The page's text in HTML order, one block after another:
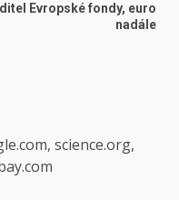
Evropské fondy, euro
nadále
science.org,